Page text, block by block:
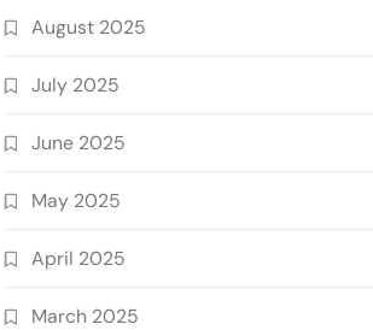
August 2025
July 2025
June 2025
May 2025
April 2025
March 2025